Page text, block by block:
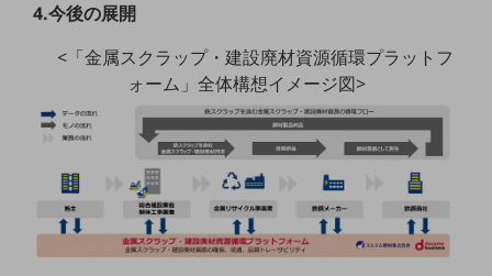
IoT向け回線料金
home5Gプラン
端末の一元管理
運用保守・故障紛失サポート
回線・ネットワーク
お手続き
4.今後の展開
<「金属スクラップ・建設廃材資源循環プラットフ
ォーム」全体構想イメージ図>